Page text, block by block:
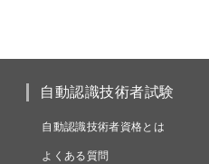
自動認識技術者試験
自動認識技術者資格とは
よくある質問